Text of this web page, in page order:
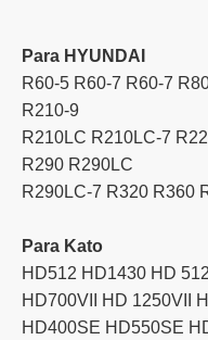
Para HYUNDAI
R60-5 R60-7 R60-7
R210-9
R210LC R210LC-7
R290 R290LC
R290LC-7 R320 R360
Para Kato
HD512 HD1430 HD
HD700VII HD 1250VII
HD400SE HD550SE